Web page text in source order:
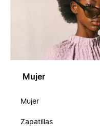
Mujer
Mujer
Zapatillas